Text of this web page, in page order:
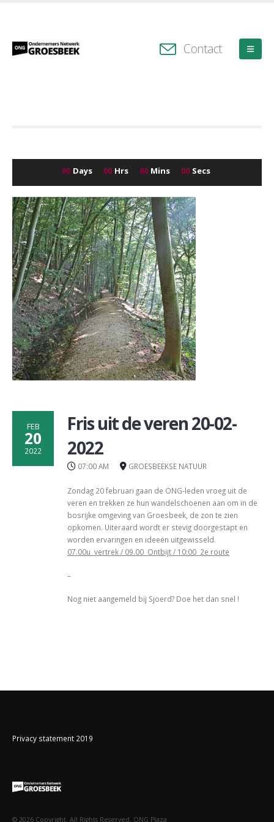
Contact
00 Days 00 Hrs 00 Mins 00 Secs
FEB
20
2022
Fris uit de veren 20-02-
2022
07:00 AM GROESBEEKSE NATUUR
Zondag 20 februari gaan de ONG-leden vroeg uit de
veren en trekken ze hun wandelschoenen aan om in de
bosrijke omgeving van Groesbeek, de zon te zien
opkomen. Uiteraard wordt er stevig doorgestapt en
worden ervaringen en ideeën uitgewisseld.
07.00u vertrek / 09.00 Ontbijt / 10:00 2e route
–
Nog niet aangemeld bij Sjoerd? Doe het dan snel !
Privacy statement 2019
© 2026 Copyright. All Rights Reserved. ONG Plaza